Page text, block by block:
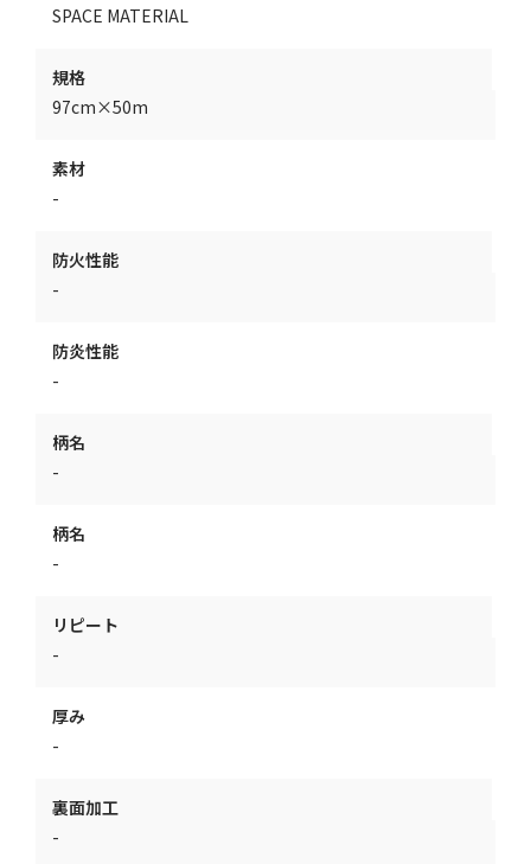
SPACE MATERIAL
規格
97cm×50m
素材
-
防火性能
-
防炎性能
-
柄名
-
柄名
-
リピート
-
厚み
-
裏面加工
-